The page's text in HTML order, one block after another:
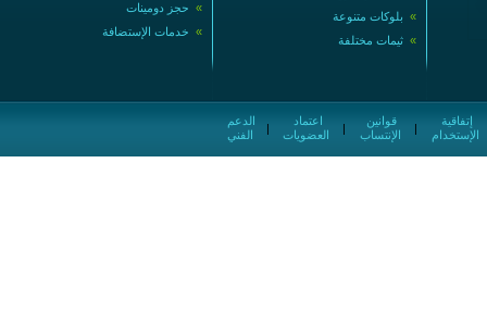
» حجز دومينات
» خدمات الإستضافة
» بلوكات متنوعة
» ثيمات مختلفة
الفني
|
العضويات
|
الإنتساب
|
الإستخدام